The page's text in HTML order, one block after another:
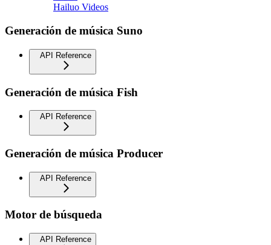
Hailuo Videos
Generación de música Suno
API Reference
Generación de música Fish
API Reference
Generación de música Producer
API Reference
Motor de búsqueda
API Reference